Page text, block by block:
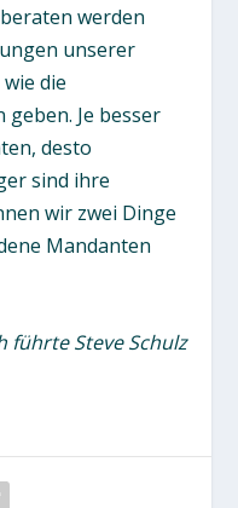
werden
unserer
die
Je besser
desto
sind ihre
wir zwei Dinge
Mandanten
führte Steve Schulz